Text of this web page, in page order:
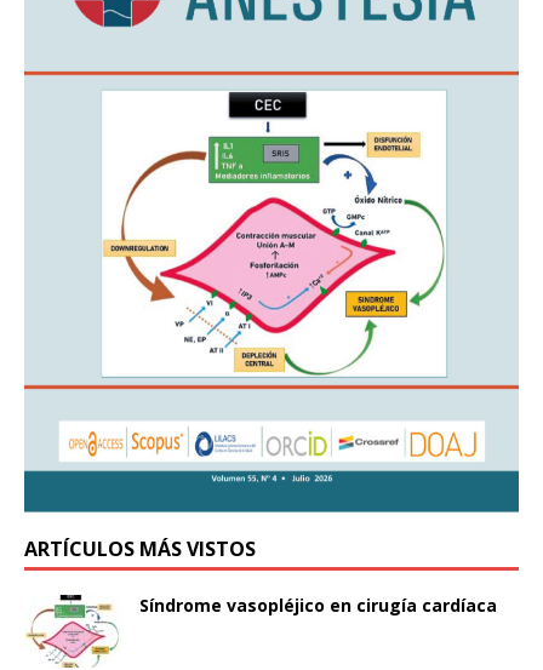
ARTÍCULOS MÁS VISTOS
Síndrome vasopléjico en cirugía cardíaca